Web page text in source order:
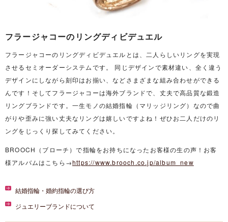
フラージャコーのリングディビデュエル
フラージャコーのリングディビデュエルとは、二人らしいリングを実現
させるセミオーダーシステムです。 同じデザインで素材違い、全く違う
デザインにしながら刻印はお揃い、などさまざまな組み合わせができる
んです！そしてフラージャコーは海外ブランドで、丈夫で高品質な鍛造
リングブランドです。一生モノの結婚指輪（マリッジリング）なので曲
がりや歪みに強い丈夫なリングは嬉しいですよね！ぜひお二人だけのリ
ングをじっくり探してみてください。
BROOCH（ブローチ）で指輪をお持ちになったお客様の生の声！お客
様アルバムはこちら→https://www.brooch.co.jp/album_new
結婚指輪・婚約指輪の選び方
ジュエリーブランドについて